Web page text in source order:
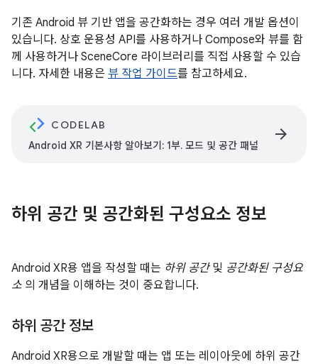
기존 Android 뷰 기반 앱을 공간화하는 경우 여러 개발 옵션이
있습니다. 상호 운용성 API를 사용하거나 Compose와 뷰를 함
께 사용하거나 SceneCore 라이브러리를 직접 사용할 수 있습
니다. 자세한 내용은 뷰 작업 가이드를 참고하세요.
CODELAB
Android XR 기본사항 알아보기: 1부. 모드 및 공간 패널
arrow_forward
하위 공간 및 공간화된 구성요소 정보
Android XR용 앱을 작성할 때는 하위 공간및 공간화된 구성요
소 의 개념을 이해하는 것이 중요합니다.
하위 공간 정보
Android XR용으로 개발할 때는 앱 또는 레이아웃에 하위 공간